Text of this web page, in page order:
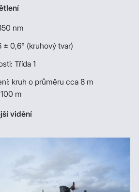
nm
± 0,6° (kruhový tvar)
Třída 1
kruh o průměru cca 8 m
m
vidění